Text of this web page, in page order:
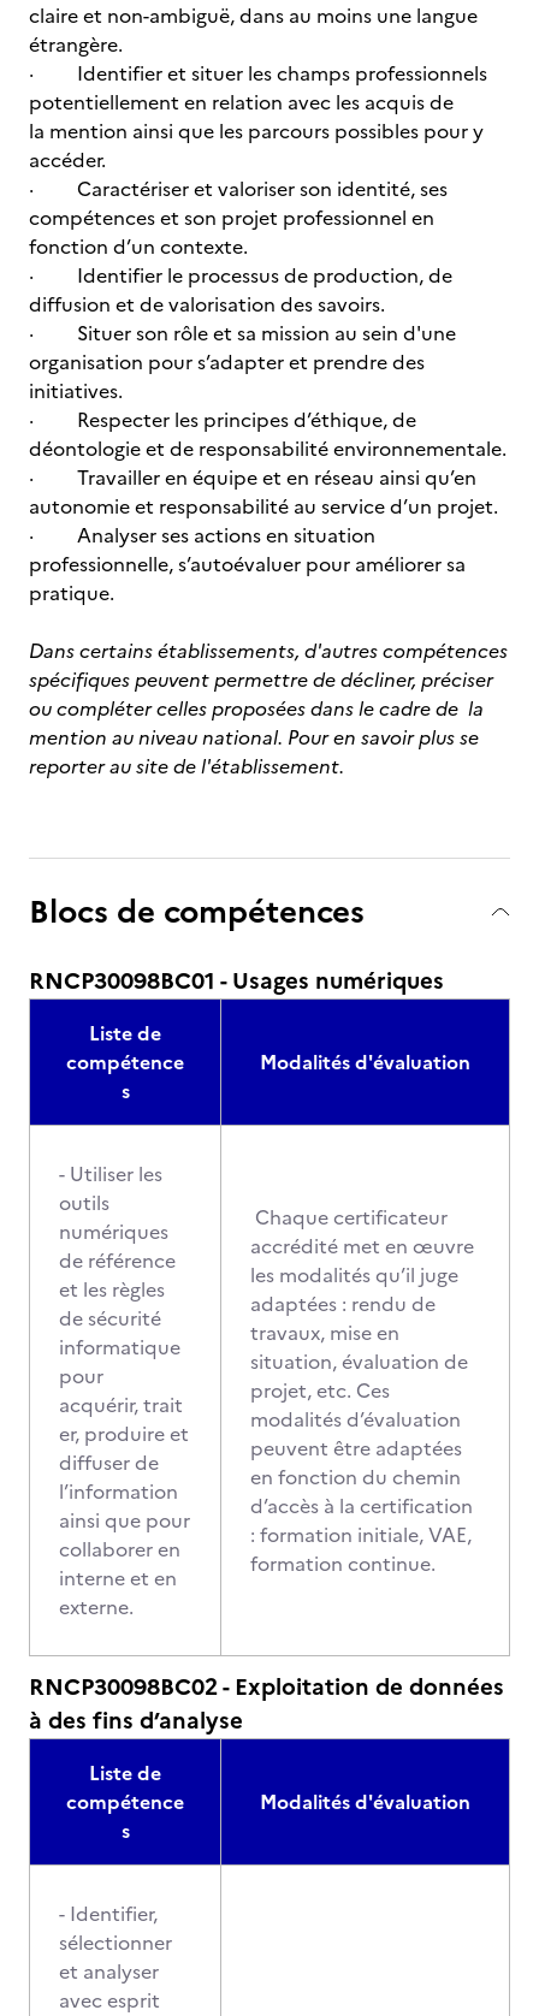
claire et non-ambiguë, dans au moins une langue
étrangère.
· Identifier et situer les champs professionnels
potentiellement en relation avec les acquis de
la mention ainsi que les parcours possibles pour y
accéder.
· Caractériser et valoriser son identité, ses
compétences et son projet professionnel en
fonction d’un contexte.
· Identifier le processus de production, de
diffusion et de valorisation des savoirs.
· Situer son rôle et sa mission au sein d'une
organisation pour s’adapter et prendre des
initiatives.
· Respecter les principes d’éthique, de
déontologie et de responsabilité environnementale.
· Travailler en équipe et en réseau ainsi qu’en
autonomie et responsabilité au service d’un projet.
· Analyser ses actions en situation
professionnelle, s’autoévaluer pour améliorer sa
pratique.
Dans certains établissements, d'autres compétences
spécifiques peuvent permettre de décliner, préciser
ou compléter celles proposées dans le cadre de la
mention au niveau national. Pour en savoir plus se
reporter au site de l'établissement.
Blocs de compétences
RNCP30098BC01 - Usages numériques
Liste de
compétence
s
Modalités d'évaluation
- Utiliser les
outils
numériques
de référence
et les règles
de sécurité
informatique
pour
acquérir, trait
er, produire et
diffuser de
l’information
ainsi que pour
collaborer en
interne et en
externe.
Chaque certificateur
accrédité met en œuvre
les modalités qu’il juge
adaptées : rendu de
travaux, mise en
situation, évaluation de
projet, etc. Ces
modalités d’évaluation
peuvent être adaptées
en fonction du chemin
d’accès à la certification
: formation initiale, VAE,
formation continue.
RNCP30098BC02 - Exploitation de données
à des fins d’analyse
Liste de
compétence
s
Modalités d'évaluation
- Identifier,
sélectionner
et analyser
avec esprit